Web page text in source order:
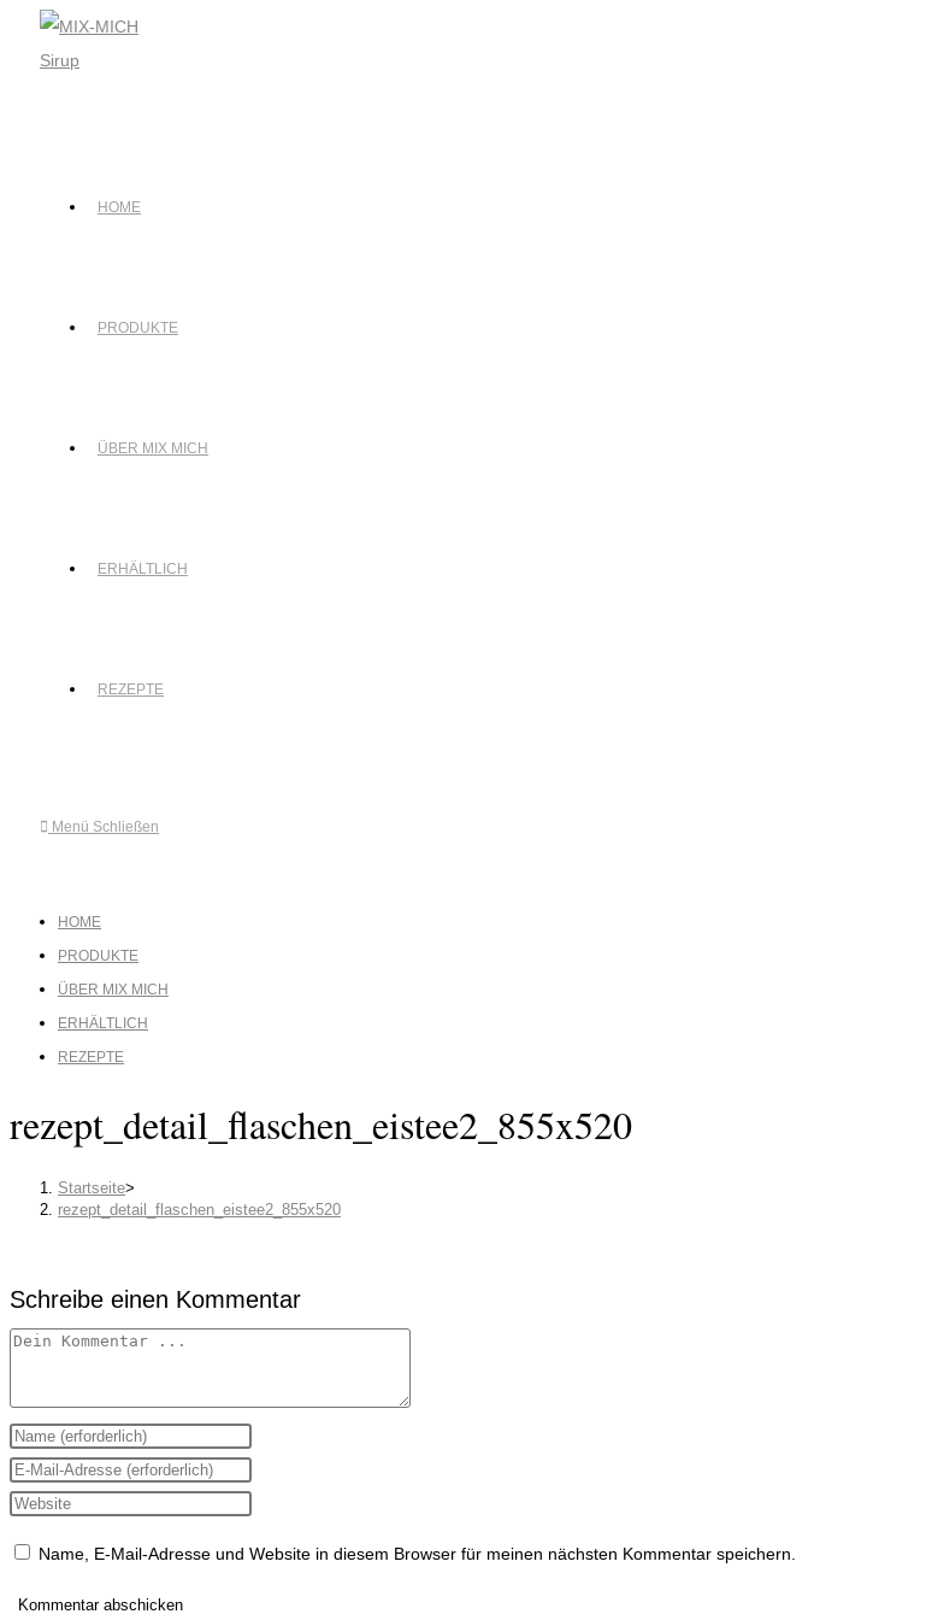
Zum
Inhalt
HOME
PRODUKTE
ÜBER MIX MICH
ERHÄLTLICH
REZEPTE
Menü Schließen
HOME
PRODUKTE
ÜBER MIX MICH
ERHÄLTLICH
REZEPTE
rezept_detail_flaschen_eistee2_855x520
Startseite>
rezept_detail_flaschen_eistee2_855x520
Schreibe einen Kommentar
Kommentieren
Gib
deinen
Namen
zum
Gib
deine
Adresse
Gib
URL
Name, E-Mail-Adresse und Website in diesem Browser für meinen nächsten Kommentar speichern.